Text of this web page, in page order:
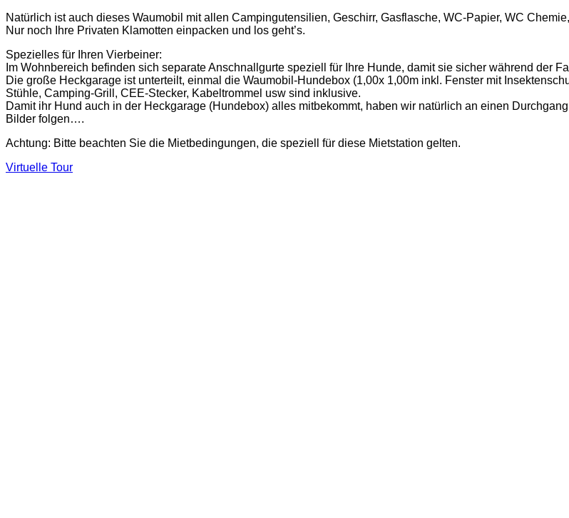
Natürlich ist auch dieses Waumobil mit allen Campingutensilien, Geschirr, Gasflasche, WC-Papier, WC
Nur noch Ihre Privaten Klamotten einpacken und los geht’s.
Spezielles für Ihren Vierbeiner:
Im Wohnbereich befinden sich separate Anschnallgurte speziell für Ihre Hunde, damit sie sicher während der
Die große Heckgarage ist unterteilt, einmal die Waumobil-Hundebox (1,00x 1,00m inkl. Fenster mit
Stühle, Camping-Grill, CEE-Stecker, Kabeltrommel usw sind inklusive.
Damit ihr Hund auch in der Heckgarage (Hundebox) alles mitbekommt, haben wir natürlich an einen
Bilder folgen….
Achtung: Bitte beachten Sie die Mietbedingungen, die speziell für diese Mietstation gelten.
Virtuelle Tour